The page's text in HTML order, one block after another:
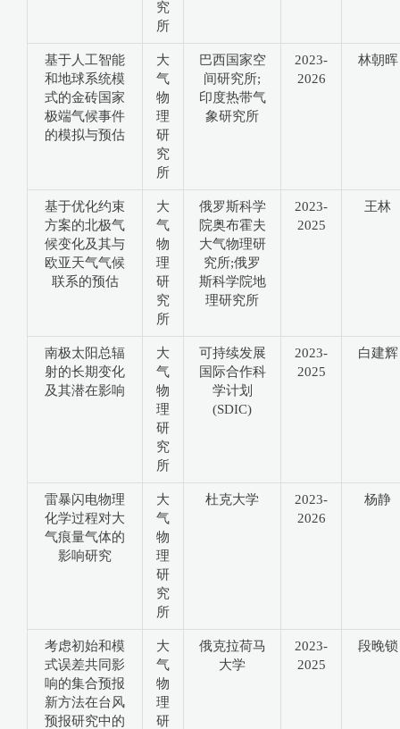
究
所
基于人工智能
和地球系统模
式的金砖国家
极端气候事件
的模拟与预估
大
气
物
理
研
究
所
巴西国家空
间研究所;
印度热带气
象研究所
2023-
2026
林朝晖
基于优化约束
方案的北极气
候变化及其与
欧亚天气气候
联系的预估
大
气
物
理
研
究
所
俄罗斯科学
院奥布霍夫
大气物理研
究所;俄罗
斯科学院地
理研究所
2023-
2025
王林
南极太阳总辐
射的长期变化
及其潜在影响
大
气
物
理
研
究
所
可持续发展
国际合作科
学计划
(SDIC)
2023-
2025
白建辉
雷暴闪电物理
化学过程对大
气痕量气体的
影响研究
大
气
物
理
研
究
所
杜克大学
2023-
2026
杨静
考虑初始和模
式误差共同影
响的集合预报
新方法在台风
预报研究中的
大
气
物
理
研
俄克拉荷马
大学
2023-
2025
段晚锁